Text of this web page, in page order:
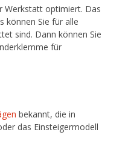
Werkstatt optimiert. Das
können Sie für alle
sind. Dann können Sie
für
bekannt, die in
das Einsteigermodell